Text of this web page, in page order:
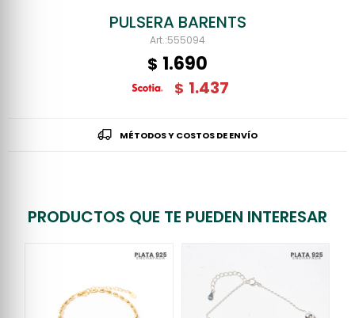
PULSERA BARENTS
555094
$ 1.690
$ 1.437
MÉTODOS Y COSTOS DE ENVÍO
PRODUCTOS QUE TE PUEDEN INTERESAR